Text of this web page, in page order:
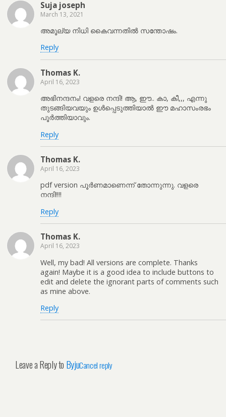
Suja joseph
March 13, 2021
അമൂല്യ നിധി കൈവന്നതിൽ സന്തോഷം.
Reply
Thomas K.
April 16, 2023
അഭിനന്ദനം! വളരെ നന്ദി! ആ, ഈ.. കാ, കീ,,, എന്നു
തുടങ്ങിയവയും ഉൾപ്പെടുത്തിയാൽ ഈ മഹാസംരഭം
പൂർത്തിയാവും.
Reply
Thomas K.
April 16, 2023
pdf version പൂർണമാണെന്ന് തോന്നുന്നു. വളരെ
നന്ദി!!!!
Reply
Thomas K.
April 16, 2023
Well, my bad! All versions are complete. Thanks
again! Maybe it is a good idea to include buttons to
edit and delete the ignorant parts of comments such
as mine above.
Reply
Leave a Reply to ByjuCancel reply